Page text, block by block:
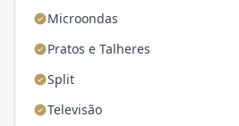
Microondas
Pratos e Talheres
Split
Televisão